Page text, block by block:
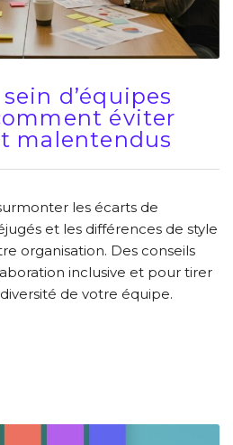
d’équipes
éviter
malentendus
les écarts de
et les différences de style
organisation. Des conseils
inclusive et pour tirer
de votre équipe.